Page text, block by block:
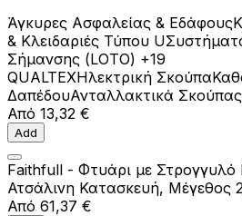
Άγκυρες Ασφαλείας & Εδάφους
& Κλειδαριές Τύπου U
Σήμανσης (LOTO) +19
QUALTEXΗλεκτρική Σκούπα
ΔαπέδουΑνταλλακτικά Σκούπας
Από 13,32 €
Add
Faithfull - Φτυάρι με
Ατσάλινη Κατασκευή, Μέγεθος
Από 61,37 €